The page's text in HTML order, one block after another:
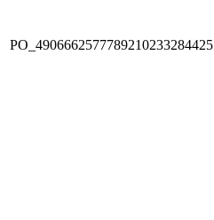
PO_4906662577789210233284425